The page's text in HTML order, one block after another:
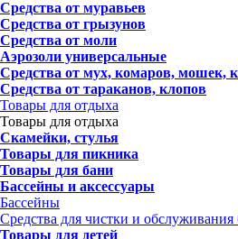
Средства от муравьев
Средства от грызунов
Средства от моли
Аэрозоли универсальные
Средства от мух, комаров, мошек,
Средства от тараканов, клопов
Товары для отдыха
Товары для отдыха
Скамейки, стулья
Товары для пикника
Товары для бани
Бассейны и аксессуары
Бассейны
Средства для чистки и обслуживания
Товары для детей